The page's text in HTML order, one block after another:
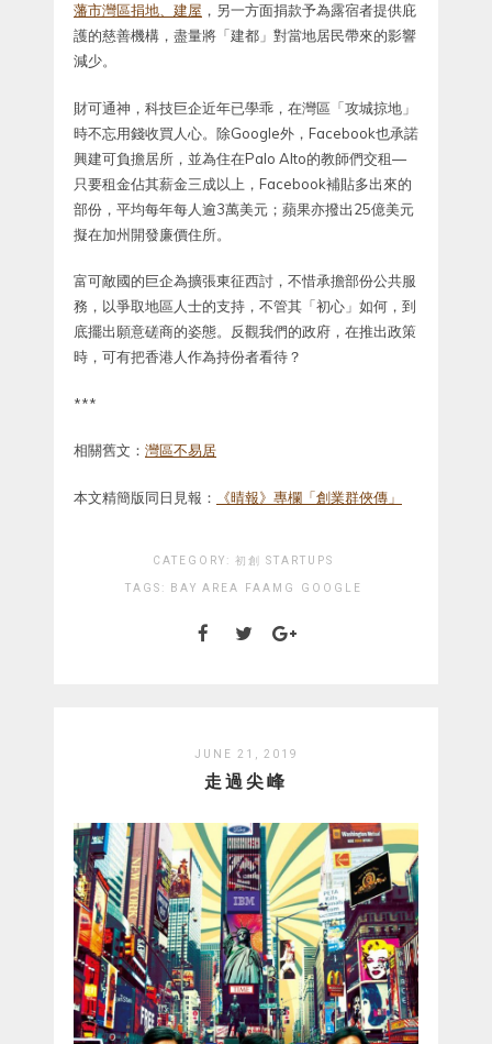
藩市灣區捐地、建屋 ，另一方面捐款予為露宿者提供庇
護的慈善機構，盡量將「建都」對當地居民帶來的影響
減少。
財可通神，科技巨企近年已學乖，在灣區「攻城掠地」
時不忘用錢收買人心。除Google外，Facebook也承諾
興建可負擔居所，並為住在Palo Alto的教師們交租—
只要租金佔其薪金三成以上，Facebook補貼多出來的
部份，平均每年每人逾3萬美元；蘋果亦撥出25億美元
擬在加州開發廉價住所。
富可敵國的巨企為擴張東征西討，不惜承擔部份公共服
務，以爭取地區人士的支持，不管其「初心」如何，到
底擺出願意磋商的姿態。反觀我們的政府，在推出政策
時，可有把香港人作為持份者看待？
***
相關舊文： 灣區不易居
本文精簡版同日見報： 《晴報》專欄「創業群俠傳」
CATEGORY: 初創 STARTUPS
TAGS: BAY AREA FAAMG GOOGLE
JUNE 21, 2019
走過尖峰